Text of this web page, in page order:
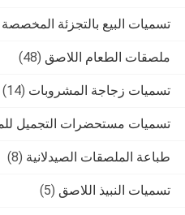
تسميات البيع بالتجزئة المخصصة
ملصقات الطعام اللاصق (48)
تسميات زجاجة المشروبات (14)
تسميات مستحضرات التجميل
طباعة الملصقات الصيدلانية (8)
تسميات النبيذ اللاصق (5)